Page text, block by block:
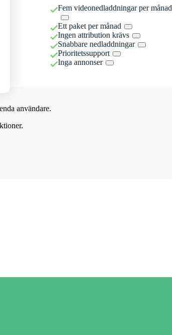
Fem videonedladdningar per månad
Ett paket per månad
Ingen attribution krävs
Snabbare nedladdningar
Prioritetssupport
Inga annonser
användare.